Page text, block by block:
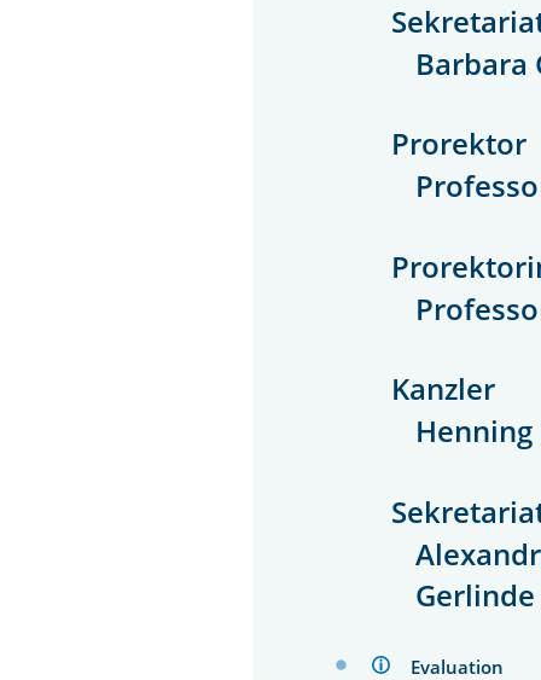
Barbara
Prorektor
Kanzler
Evaluation